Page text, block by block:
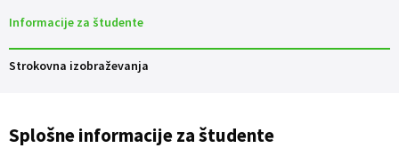
Informacije za študente
Strokovna izobraževanja
Splošne informacije za študente